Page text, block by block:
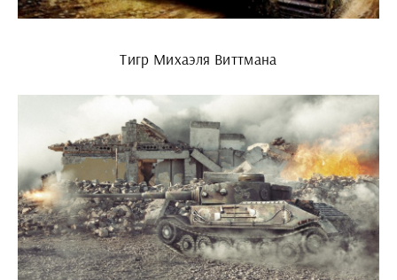
Тигр Михаэля Виттмана